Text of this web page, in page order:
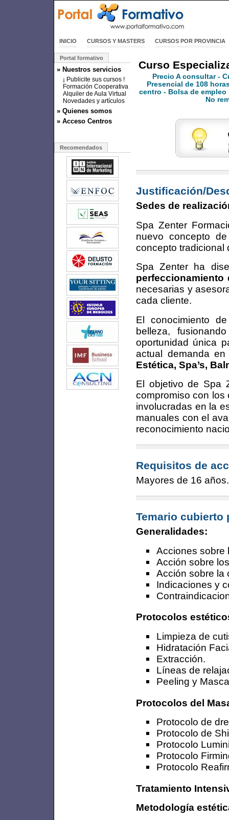
INICIO CURSOS Y MASTERS CURSOS POR PROVINCIA
Portal formativo
» Nuestros servicios
¡ Publicite sus cursos !
Formación Cooperativa
Alquiler de Aula Virtual
Novedades y artículos
» Quienes somos
» Acceso Centros
Recomendados
Curso
Precio A consultar -
Presencial de 108
centro - Bolsa de
No
Justificación/
Sedes de
Spa Zenter
nuevo concepto
concepto tradicional
Spa Zenter ha
necesarias y
cada cliente.
El conocimiento
belleza,
oportunidad única
actual demanda
Estética, Spa’s,
El objetivo de Spa
compromiso con los
involucradas en la
manuales con el
reconocimiento
Requisitos de
Mayores de 16 años.
Temario cubierto
Generalidades:
Acciones sobre
Acción sobre
Acción sobre la
Indicaciones y
Protocolos
Limpieza de
Hidratación
Extracción.
Líneas de
Peeling y
Protocolos del
Protocolo de
Protocolo de
Protocolo
Protocolo
Protocolo
Tratamiento
Metodología